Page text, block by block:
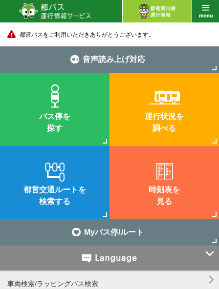
都営バスをご利用いただきありがとうございます。
音声読み上げ対応
バス停を
探す
運行状況を
調べる
都営交通ルートを
検索する
時刻表を
見る
Myバス停/ルート

車両検索/ラッピングバス検索 